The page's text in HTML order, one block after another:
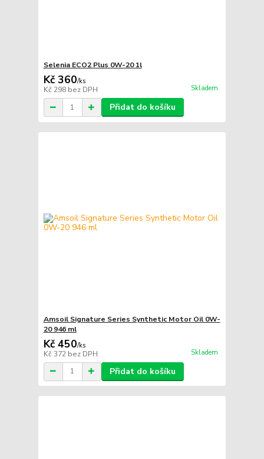
Selenia ECO2 Plus 0W-20 1l
Kč 360/ks
Kč 298 bez DPH Skladem
Přidat do košíku
Amsoil Signature Series Synthetic Motor Oil 0W-
20 946 ml
Kč 450/ks
Kč 372 bez DPH Skladem
Přidat do košíku